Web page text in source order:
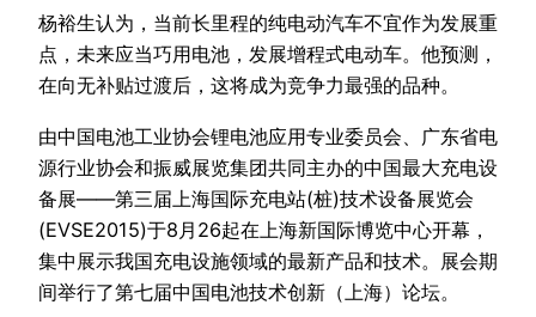
杨裕生认为，当前长里程的纯电动汽车不宜作为发展重
点，未来应当巧用电池，发展增程式电动车。他预测，
在向无补贴过渡后，这将成为竞争力最强的品种。
由中国电池工业协会锂电池应用专业委员会、广东省电
源行业协会和振威展览集团共同主办的中国最大充电设
备展——第三届上海国际充电站(桩)技术设备展览会
(EVSE2015)于8月26起在上海新国际博览中心开幕，
集中展示我国充电设施领域的最新产品和技术。展会期
间举行了第七届中国电池技术创新（上海）论坛。